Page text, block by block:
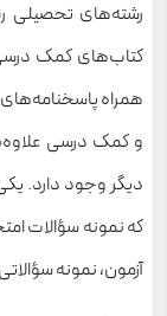
رشته‌های تحصیلی
کتاب‌های کمک
همراه
و کمک درسی
دیگر وجود دارد.
که نمونه سؤالات
آزمون، نمونه